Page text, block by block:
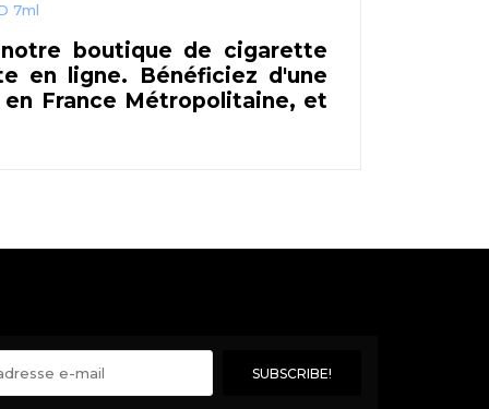
7ml
notre boutique de cigarette
en ligne. Bénéficiez d'une
France Métropolitaine, et